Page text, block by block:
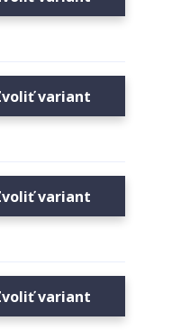
variant
variant
variant